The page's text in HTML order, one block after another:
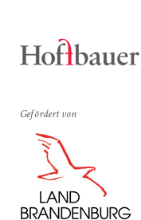
Gefördert von